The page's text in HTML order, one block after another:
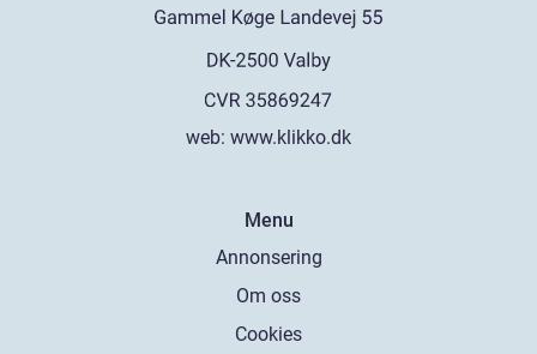
web: www.klikko.dk
Menu
Annonsering
Om oss
Cookies